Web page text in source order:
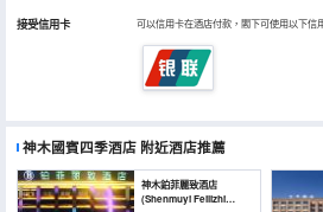
接受信用卡 可以信用卡在酒店付款，閣下可使用以下信
神木國賓四季酒店 附近酒店推薦
神木鉑菲麗致酒店
(Shenmuyi Feilizhi